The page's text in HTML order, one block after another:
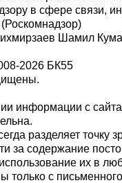
в сфере связи,
Шамил
2026 БК55
информации с сайта
разделяет точку
за содержание
их в
с